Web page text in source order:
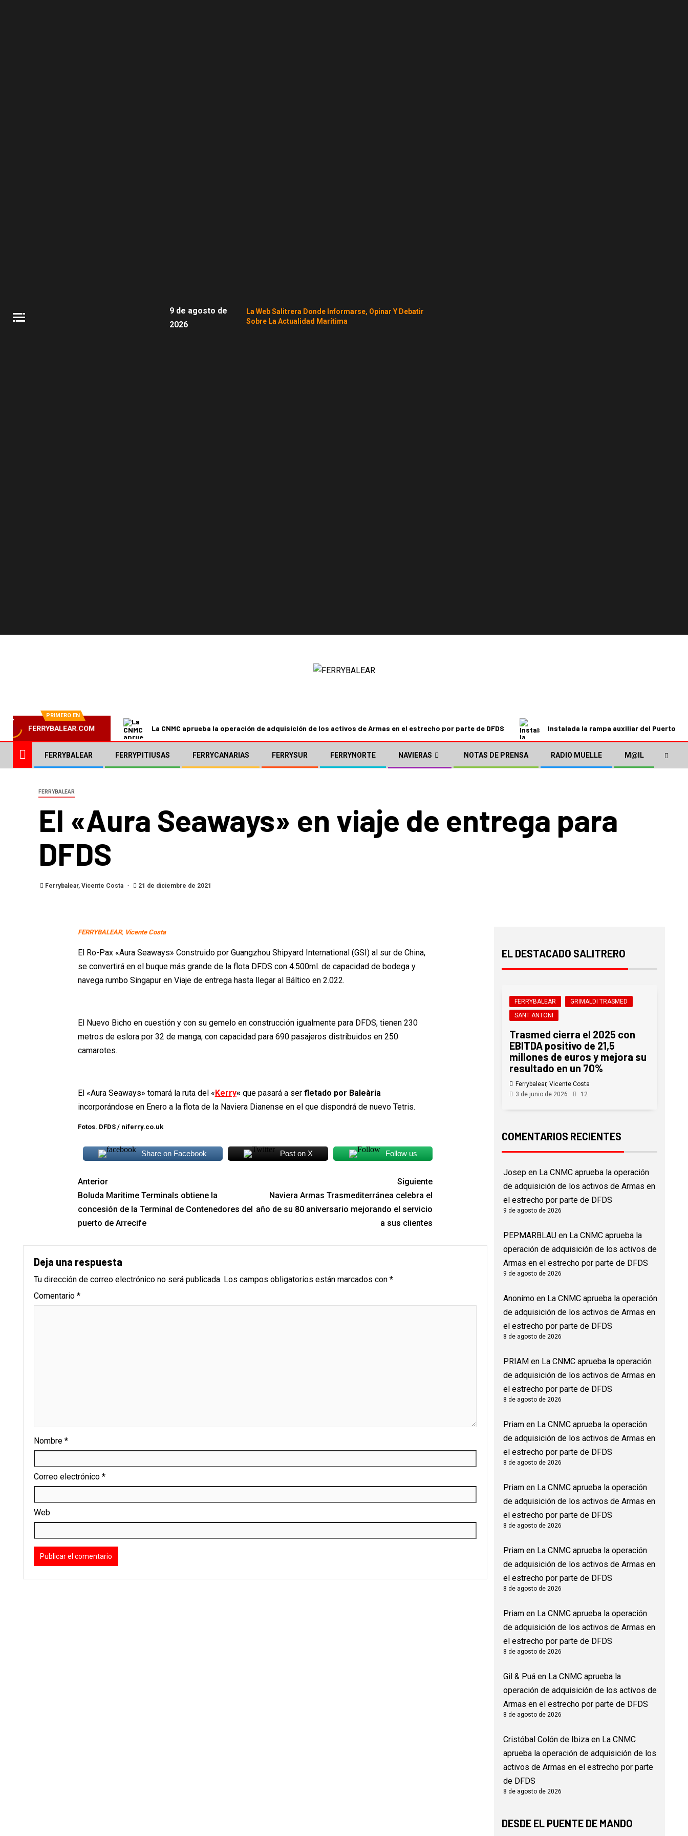
9 de agosto de
2026
La Web Salitrera Donde Informarse, Opinar Y Debatir
Sobre La Actualidad Marítima
PRIMERO EN
FERRYBALEAR.COM La CNMC aprueba la operación de adquisición de los activos de Armas en el estrecho por parte de DFDS Instalada la rampa auxiliar del Puerto de
FERRYBALEAR FERRYPITIUSAS FERRYCANARIAS FERRYSUR FERRYNORTE NAVIERAS NOTAS DE PRENSA RADIO MUELLE M@IL
FERRYBALEAR
El «Aura Seaways» en viaje de entrega para
DFDS
Ferrybalear, Vicente Costa 21 de diciembre de 2021
FERRYBALEAR,Vicente Costa
El Ro-Pax «Aura Seaways» Construido por Guangzhou Shipyard International (GSI) al sur de China,
se convertirá en el buque más grande de la flota DFDS con 4.500ml. de capacidad de bodega y
navega rumbo Singapur en Viaje de entrega hasta llegar al Báltico en 2.022.
El Nuevo Bicho en cuestión y con su gemelo en construcción igualmente para DFDS, tienen 230
metros de eslora por 32 de manga, con capacidad para 690 pasajeros distribuidos en 250
camarotes.
El «Aura Seaways» tomará la ruta del « Kerry« que pasará a ser fletado por Baleària
incorporándose en Enero a la flota de la Naviera Dianense en el que dispondrá de nuevo Tetris.
Fotos. DFDS / niferry.co.uk
Share on Facebook Post on X Follow us
Anterior
Boluda Maritime Terminals obtiene la
concesión de la Terminal de Contenedores del
puerto de Arrecife
Siguiente
Naviera Armas Trasmediterránea celebra el
año de su 80 aniversario mejorando el servicio
a sus clientes
Deja una respuesta
Tu dirección de correo electrónico no será publicada. Los campos obligatorios están marcados con *
Comentario *
Nombre *
Correo electrónico *
Web
EL DESTACADO SALITRERO
FERRYBALEAR
GRIMALDI TRASMED
SANT ANTONI
Trasmed cierra el 2025 con
EBITDA positivo de 21,5
millones de euros y mejora su
resultado en un 70%
Ferrybalear, Vicente Costa
3 de junio de 2026
12
COMENTARIOS RECIENTES
Josepen La CNMC aprueba la operación
de adquisición de los activos de Armas en
el estrecho por parte de DFDS
9 de agosto de 2026
PEPMARBLAUen La CNMC aprueba la
operación de adquisición de los activos de
Armas en el estrecho por parte de DFDS
9 de agosto de 2026
Anonimoen La CNMC aprueba la operación
de adquisición de los activos de Armas en
el estrecho por parte de DFDS
8 de agosto de 2026
PRIAMen La CNMC aprueba la operación
de adquisición de los activos de Armas en
el estrecho por parte de DFDS
8 de agosto de 2026
Priamen La CNMC aprueba la operación
de adquisición de los activos de Armas en
el estrecho por parte de DFDS
8 de agosto de 2026
Priamen La CNMC aprueba la operación
de adquisición de los activos de Armas en
el estrecho por parte de DFDS
8 de agosto de 2026
Priamen La CNMC aprueba la operación
de adquisición de los activos de Armas en
el estrecho por parte de DFDS
8 de agosto de 2026
Priamen La CNMC aprueba la operación
de adquisición de los activos de Armas en
el estrecho por parte de DFDS
8 de agosto de 2026
Gil & Puáen La CNMC aprueba la
operación de adquisición de los activos de
Armas en el estrecho por parte de DFDS
8 de agosto de 2026
Cristóbal Colón de Ibizaen La CNMC
aprueba la operación de adquisición de los
activos de Armas en el estrecho por parte
de DFDS
8 de agosto de 2026
DESDE EL PUENTE DE MANDO